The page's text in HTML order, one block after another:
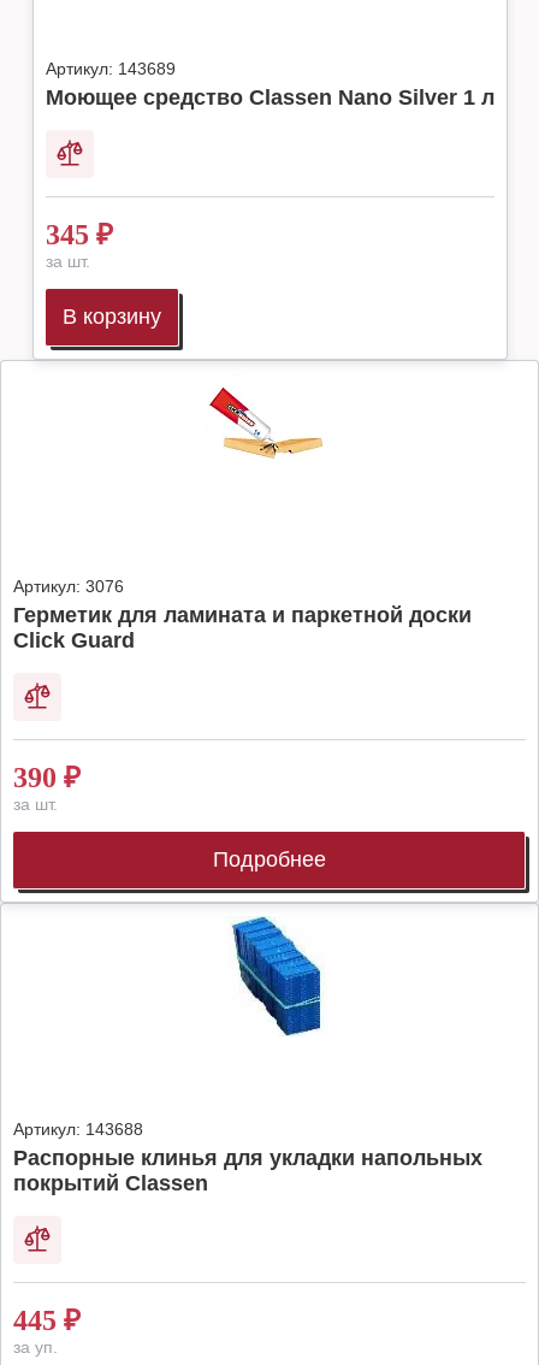
Артикул: 143689
Моющее средство Classen Nano Silver 1 л
345 ₽
за шт.
В корзину
Артикул: 3076
Герметик для ламината и паркетной доски
Click Guard
390 ₽
за шт.
Подробнее
Артикул: 143688
Распорные клинья для укладки напольных
покрытий Classen
445 ₽
за уп.